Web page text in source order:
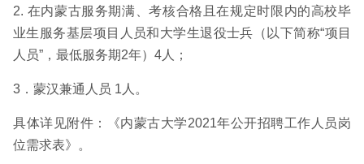
2. 在内蒙古服务期满、考核合格且在规定时限内的高校毕
业生服务基层项目人员和大学生退役士兵（以下简称“项目
人员”，最低服务期2年）4人；
3．蒙汉兼通人员 1人。
具体详见附件：《内蒙古大学2021年公开招聘工作人员岗
位需求表》。